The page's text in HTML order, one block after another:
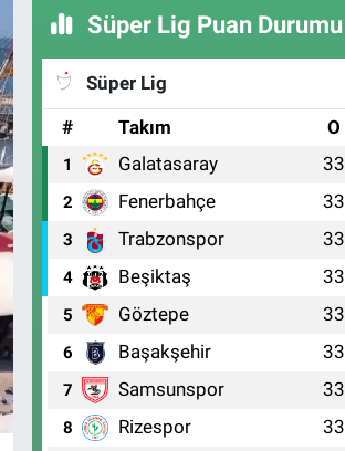
Süper Lig Puan Durumu
Süper Lig
#
Takım O
1 Galatasaray 33
2 Fenerbahçe 33
3 Trabzonspor 33
4 Beşiktaş 33
5 Göztepe 33
6 Başakşehir 33
7 Samsunspor 33
8 Rizespor 33